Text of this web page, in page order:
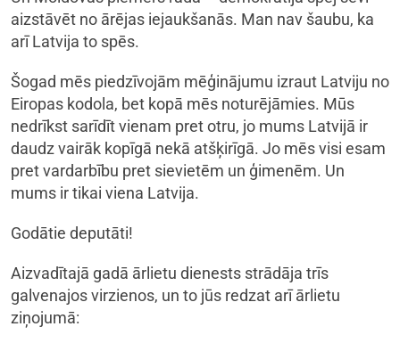
aizstāvēt no ārējas iejaukšanās. Man nav šaubu, ka
arī Latvija to spēs.
Šogad mēs piedzīvojām mēģinājumu izraut Latviju no
Eiropas kodola, bet kopā mēs noturējāmies. Mūs
nedrīkst sarīdīt vienam pret otru, jo mums Latvijā ir
daudz vairāk kopīgā nekā atšķirīgā. Jo mēs visi esam
pret vardarbību pret sievietēm un ģimenēm. Un
mums ir tikai viena Latvija.
Godātie deputāti!
Aizvadītajā gadā ārlietu dienests strādāja trīs
galvenajos virzienos, un to jūs redzat arī ārlietu
ziņojumā: